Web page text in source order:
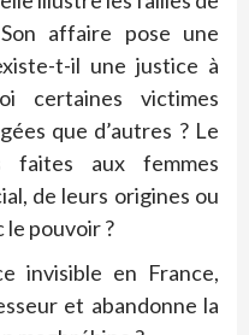
affaire pose une
t-il une justice à
certaines victimes
que d’autres ? Le
faites aux femmes
de leurs origines ou
le pouvoir ?
invisible en France,
et abandonne la